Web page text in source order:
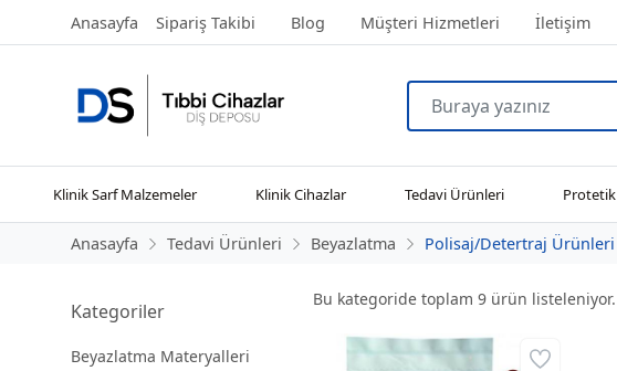
Anasayfa Sipariş Takibi Blog Müşteri Hizmetleri İletişim
Klinik Sarf Malzemeler Klinik Cihazlar Tedavi Ürünleri Protetik
Anasayfa Tedavi Ürünleri Beyazlatma Polisaj/Detertraj Ürünleri
Kategoriler
Beyazlatma Materyalleri
Bu kategoride toplam 9ürün listeleniyor.